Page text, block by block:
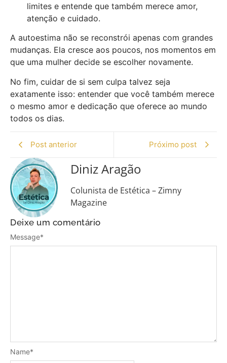
limites e entende que também merece amor,
atenção e cuidado.
A autoestima não se reconstrói apenas com grandes
mudanças. Ela cresce aos poucos, nos momentos em
que uma mulher decide se escolher novamente.
No fim, cuidar de si sem culpa talvez seja
exatamente isso: entender que você também merece
o mesmo amor e dedicação que oferece ao mundo
todos os dias.
Post anterior Próximo post
Diniz Aragão
Colunista de Estética – Zimny
Magazine
Deixe um comentário
Message*
Name*